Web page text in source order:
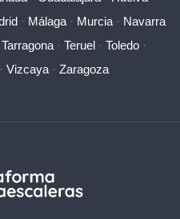
· Málaga· Murcia· Navarra
Tarragona· Teruel· Toledo·
· Vizcaya · Zaragoza